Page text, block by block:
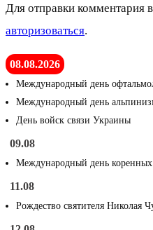
Для отправки комментария
авторизоваться.
08.08.2026
Международный день
Международный день
День войск связи Украины
09.08
Международный день
11.08
Рождество святителя Николая